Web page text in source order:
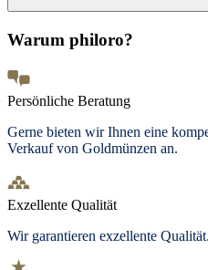
Warum philoro?
Persönliche Beratung
Gerne bieten wir Ihnen eine
Verkauf von Goldmünzen an.
Exzellente Qualität
Wir garantieren exzellente Qualität.